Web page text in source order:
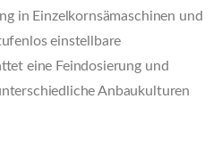
in Einzelkornsämaschinen und
einstellbare
eine Feindosierung und
Anbaukulturen